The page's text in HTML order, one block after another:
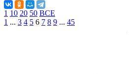
1 10 20 50 ВСЕ
1 ... 3 4 5 6 7 8 9 ... 45